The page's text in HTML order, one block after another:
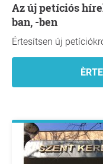
Az új petíciós hírek Bács-Kiskun vármegye -
ban, -ben
Értesítsen új